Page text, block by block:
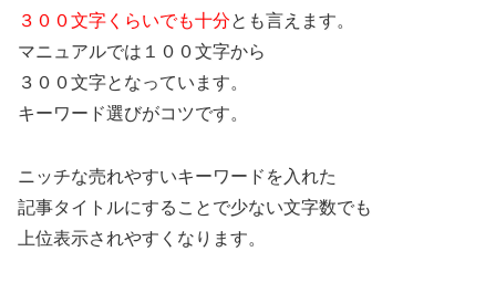
３００文字くらいでも十分とも言えます。
マニュアルでは１００文字から
３００文字となっています。
キーワード選びがコツです。
ニッチな売れやすいキーワードを入れた
記事タイトルにすることで少ない文字数でも
上位表示されやすくなります。